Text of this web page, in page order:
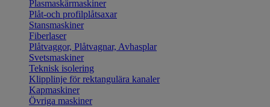
Plasmaskärmaskiner
Plåt-och profilplåtsaxar
Stansmaskiner
Fiberlaser
Plåtvaggor, Plåtvagnar, Avhasplar
Svetsmaskiner
Teknisk isolering
Klipplinje för rektangulära kanaler
Kapmaskiner
Övriga maskiner